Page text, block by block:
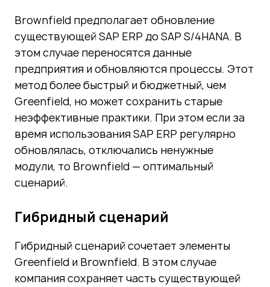
Brownfield предполагает обновление
существующей SAP ERP до SAP S/4HANA. В
этом случае переносятся данные
предприятия и обновляются процессы. Этот
метод более быстрый и бюджетный, чем
Greenfield, но может сохранить старые
неэффективные практики. При этом если за
время использования SAP ERP регулярно
обновлялась, отключались ненужные
модули, то Brownfield — оптимальный
сценарий.
Гибридный сценарий
Гибридный сценарий сочетает элементы
Greenfield и Brownfield. В этом случае
компания сохраняет часть существующей